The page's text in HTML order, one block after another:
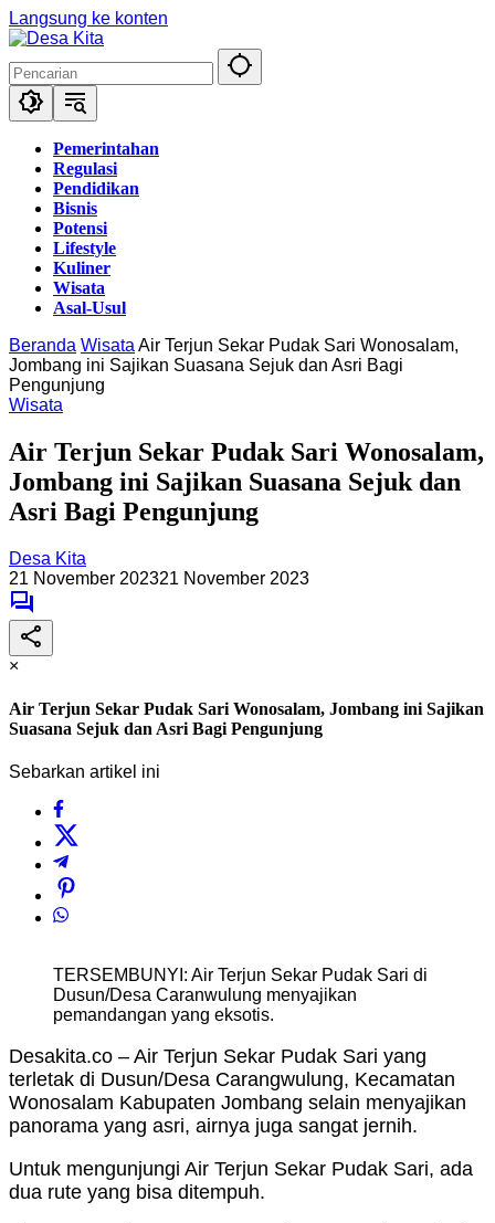
Langsung ke konten
Pemerintahan
Regulasi
Pendidikan
Bisnis
Potensi
Lifestyle
Kuliner
Wisata
Asal-Usul
Beranda Wisata Air Terjun Sekar Pudak Sari Wonosalam,
Jombang ini Sajikan Suasana Sejuk dan Asri Bagi
Pengunjung
Wisata
Air Terjun Sekar Pudak Sari Wonosalam,
Jombang ini Sajikan Suasana Sejuk dan
Asri Bagi Pengunjung
Desa Kita
21 November 202321 November 2023
×
Air Terjun Sekar Pudak Sari Wonosalam, Jombang ini Sajikan
Suasana Sejuk dan Asri Bagi Pengunjung
Sebarkan artikel ini
TERSEMBUNYI: Air Terjun Sekar Pudak Sari di
Dusun/Desa Caranwulung menyajikan
pemandangan yang eksotis.
Desakita.co – Air Terjun Sekar Pudak Sari yang
terletak di Dusun/Desa Carangwulung, Kecamatan
Wonosalam Kabupaten Jombang selain menyajikan
panorama yang asri, airnya juga sangat jernih.
Untuk mengunjungi Air Terjun Sekar Pudak Sari, ada
dua rute yang bisa ditempuh.